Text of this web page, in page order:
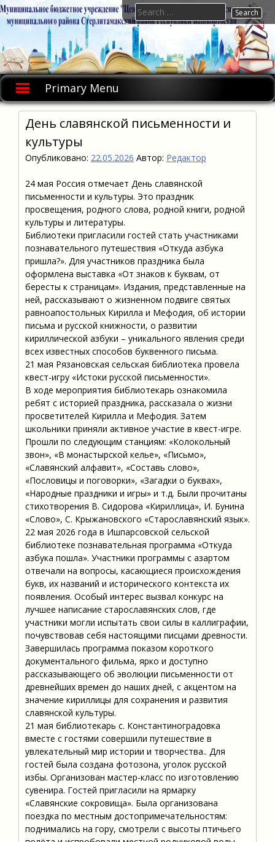
Skip
to
Primary Menu
Search
for:
День славянской письменности и
культуры
Опубликовано: 22.05.2026 Автор: Редактор
24 мая Россия отмечает День славянской
письменности и культуры. Это праздник
просвещения, родного слова, родной книги, родной
культуры и литературы.
Библиотеки пригласили гостей стать участниками
познавательного путешествия «Откуда азбука
пришла?». Для участников праздника была
оформлена выставка «От знаков к буквам, от
бересты к страницам». Издания, представленные на
ней, рассказывают о жизненном подвиге святых
равноапостольных Кирилла и Мефодия, об истории
письма и русской книжности, о развитии
кириллической азбуки – уникального явления среди
всех известных способов буквенного письма.
21 мая Рязановская сельская библиотека провела
квест-игру «Истоки русской письменности».
В ходе мероприятия библиотекарь ознакомила
ребят с историей праздника, рассказала о жизни
просветителей Кирилла и Мефодия. Затем
школьники приняли активное участие в квест-игре.
Прошли по следующим станциям: «Колокольный
звон», «В монастырской келье», «Письмо»,
«Славянский алфавит», «Составь слово»,
«Пословицы и поговорки», «Загадки о буквах»,
«Народные праздники и игры» и т.д. Были прочитаны
стихотворения В. Сидорова «Кириллица», И. Бунина
«Слово», С. Крыжановского «Старославянский язык».
22 мая 2026 года в Ишпарсовской сельской
библиотеке познавательная программа «Откуда
азбука пошла». Участники программы с азартом
отвечали на вопросы, касающиеся происхождения
букв, их названий и исторического контекста их
появления. Особый интерес вызвал конкурс на
лучшее написание старославянских слов, где
участники могли испытать свои силы в каллиграфии,
почувствовав себя настоящими писцами древности.
Завершилась программа показом короткого
документального фильма, ярко и доступно
рассказывающего об эволюции письменности от
древнейших времен до наших дней, с акцентом на
значение кириллицы для сохранения и развития
славянской культуры.
21 мая библиотекарь с. Константиноградовка
вместе с гостями совершили путешествие в
увлекательный мир истории и творчества.. Для
гостей была создана фотозона, уголок русской
избы. Организован мастер-класс по изготовлению
сувенира. Гостей пригласили на ярмарку
«Славянские сокровища». Была организована
поездка по местным достопримечательностям:
поднимались на гору, смотрели с высоты птичьего